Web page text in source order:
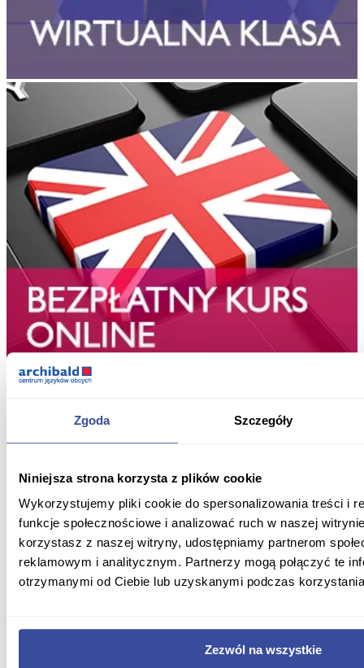
Zgoda Szczegóły
Niniejsza strona korzysta z plików cookie
Wykorzystujemy pliki cookie do spersonalizowania treści i
funkcje społecznościowe i analizować ruch w naszej
korzystasz z naszej witryny, udostępniamy partnerom
reklamowym i analitycznym. Partnerzy mogą połączyć te
otrzymanymi od Ciebie lub uzyskanymi podczas
Zezwól na wszystkie